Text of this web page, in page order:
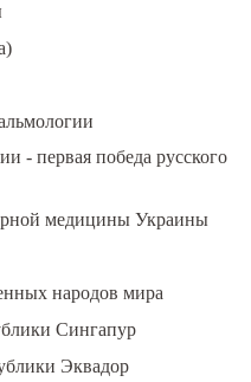
- первая победа русского
медицины Украины
народов мира
Сингапур
Эквадор